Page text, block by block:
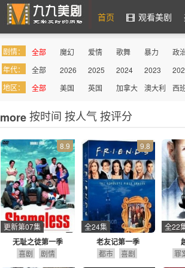
九九美剧
首页 观看美剧
剧情： 全部 魔幻 爱情 歌舞 暴力 政
罪案 综艺 奇幻 喜剧 吸血鬼 同
年代： 全部 2026 2025 2024 2023
地区：
全部 美国 英国 加拿大
澳大利
西
more按时间 按人气 按评分
无耻之徒第一季
8.9
更新第07集
喜剧 剧情
老友记第一季
9.8
全24集
都市 喜剧
全22
罪